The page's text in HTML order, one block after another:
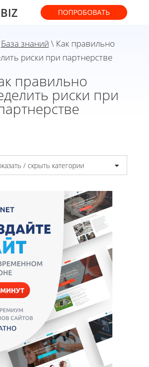
ПОПРОБОВАТЬ
База знаний \ Как правильно
риски при партнерстве
правильно
риски при
/ скрыть категории